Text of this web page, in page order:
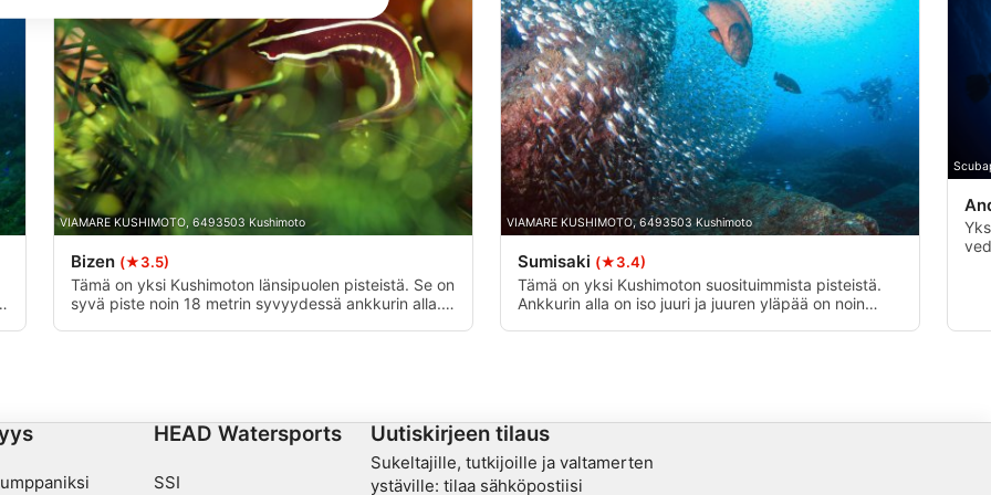
VIAMARE KUSHIMOTO, 6493503 Kushimoto
Bizen (★3.5)
Tämä on yksi Kushimoton länsipuolen pisteistä. Se on
syvä piste noin 18 metrin syvyydessä ankkurin alla.
noin 25-27 metriä. Siellä ei ole juuri lainkaan
virtausta, ja se on kohta, josta voivat nauttia niin
aloittelijat kuin edistyneetkin sukeltajat.
VIAMARE KUSHIMOTO, 6493503 Kushimoto
Sumisaki (★3.4)
Tämä on yksi Kushimoton suosituimmista pisteistä.
Ankkurin alla on iso juuri ja juuren yläpää on noin
HEAD Watersports
SSI
Uutiskirjeen tilaus
Sukeltajille, tutkijoille ja valtamerten
ystäville: tilaa sähköpostiisi
tilastojen tai yhdistelmien